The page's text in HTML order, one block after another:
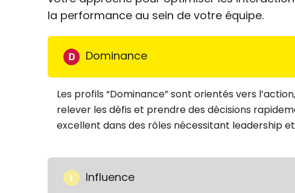
la performance au sein de votre équipe.
Dominance
Les profils “Dominance” sont orientés vers
relever les défis et prendre des décisions
excellent dans des rôles nécessitant leadership
Influence